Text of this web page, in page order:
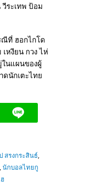
ระเทพ ป้อม
ณีที่ ฮอกไกโด
หงียน กวง ไห่
ในแผนของผู้
ดนักเตะไทย
สรงกระสินธ์,
,นักบอลไทยกู